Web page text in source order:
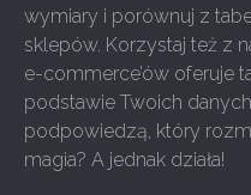
wymiary i porównuj z
sklepów. Korzystaj też z
e-commerce’ów oferuje
podstawie Twoich
podpowiedzą, który
magia? A jednak działa!